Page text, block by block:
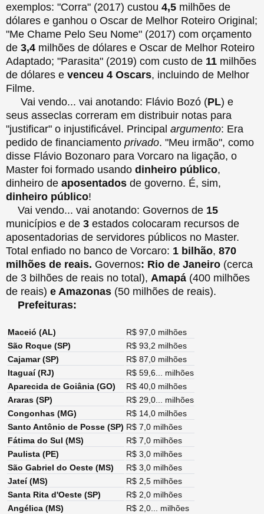
exemplos: "Corra" (2017) custou 4,5 milhões de
dólares e ganhou o Oscar de Melhor Roteiro Original;
"Me Chame Pelo Seu Nome" (2017) com orçamento
de 3,4 milhões de dólares e Oscar de Melhor Roteiro
Adaptado; "Parasita" (2019) com custo de 11 milhões
de dólares e venceu 4 Oscars, incluindo de Melhor
Filme.
Vai vendo... vai anotando: Flávio Bozó (PL) e
seus asseclas correram em distribuir notas para
"justificar" o injustificável. Principal argumento: Era
pedido de financiamento privado. "Meu irmão", como
disse Flávio Bozonaro para Vorcaro na ligação, o
Master foi formado usando dinheiro público,
dinheiro de aposentados de governo. É, sim,
dinheiro público!
Vai vendo... vai anotando: Governos de 15
municípios e de 3 estados colocaram recursos de
aposentadorias de servidores públicos no Master.
Total enfiado no banco de Vorcaro: 1 bilhão, 870
milhões de reais. Governos: Rio de Janeiro (cerca
de 3 bilhões de reais no total), Amapá (400 milhões
de reais) e Amazonas (50 milhões de reais).
Prefeituras:
Maceió (AL)
R$ 97,0 milhões
São Roque (SP)
R$ 93,2 milhões
Cajamar (SP)
R$ 87,0 milhões
Itaguaí (RJ)
R$ 59,6... milhões
Aparecida de Goiânia (GO)
R$ 40,0 milhões
Araras (SP)
R$ 29,0... milhões
Congonhas (MG)
R$ 14,0 milhões
Santo Antônio de Posse (SP) R$ 7,0 milhões
Fátima do Sul (MS)
R$ 7,0 milhões
Paulista (PE)
R$ 3,0 milhões
São Gabriel do Oeste (MS)
R$ 3,0 milhões
Jateí (MS)
R$ 2,5 milhões
Santa Rita d'Oeste (SP)
R$ 2,0 milhões
Angélica (MS)
R$ 2,0... milhões